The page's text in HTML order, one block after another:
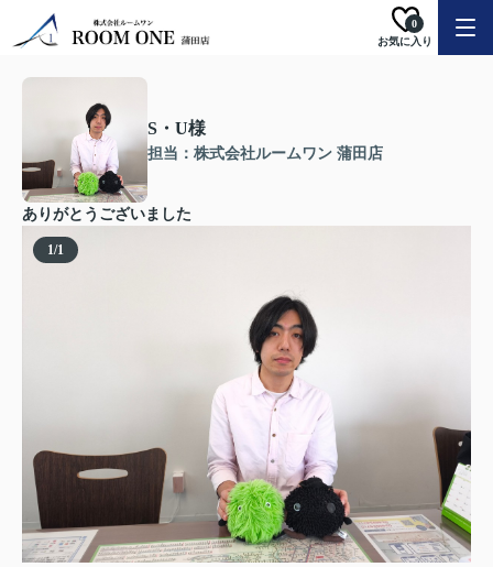
お気に入り
0
S・U様
担当：株式会社ルームワン 蒲田店
ありがとうございました
1/1